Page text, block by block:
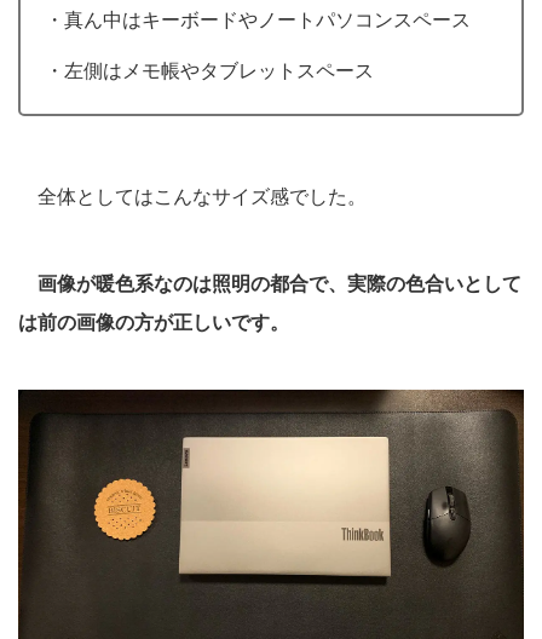
・真ん中はキーボードやノートパソコンスペース
・左側はメモ帳やタブレットスペース
全体としてはこんなサイズ感でした。
画像が暖色系なのは照明の都合で、実際の色合いとして
は前の画像の方が正しいです。